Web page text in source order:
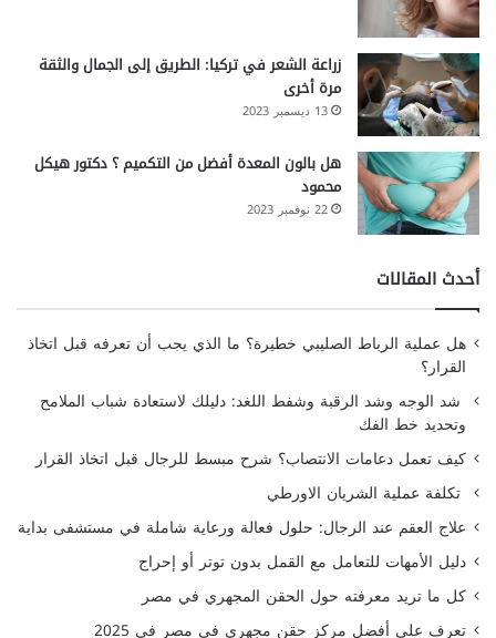
زراعة الشعر في تركيا: الطريق إلى الجمال والثقة
مرة أخرى
13 ديسمبر 2023
هل بالون المعدة أفضل من التكميم ؟ دكتور هيكل
محمود
22 نوفمبر 2023
أحدث المقالات
هل عملية الرباط الصليبي خطيرة؟ ما الذي يجب أن تعرفه قبل اتخاذ
القرار؟
شد الوجه وشد الرقبة وشفط اللغد: دليلك لاستعادة شباب الملامح
وتحديد خط الفك
كيف تعمل دعامات الانتصاب؟ شرح مبسط للرجال قبل اتخاذ القرار
تكلفة عملية الشريان الاورطي
علاج العقم عند الرجال: حلول فعالة ورعاية شاملة في مستشفى بداية
دليل الأمهات للتعامل مع القمل بدون توتر أو إحراج
كل ما تريد معرفته حول الحقن المجهري في مصر
تعرف على أفضل مركز حقن مجهري في مصر في 2025